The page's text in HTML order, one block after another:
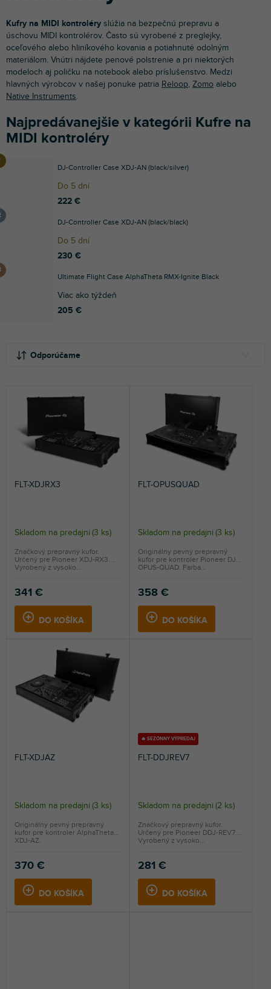
Kufry na MIDI kontroléry slúžia na bezpečnú prepravu a
úschovu MIDI kontrolérov. Často sú vyrobené z preglejky,
oceľového alebo hliníkového kovania a potiahnuté odolným
materiálom. Vnútri nájdete penové polstrenie a pri niektorých
modeloch aj poličku na notebook alebo príslušenstvo. Medzi
hlavných výrobcov v našej ponuke patria Reloop, Zomo alebo
Native Instruments.
Najpredávanejšie v kategórii Kufre na
MIDI kontroléry
DJ-Controller Case XDJ-AN (black/silver)
Do 5 dní
222 €
DJ-Controller Case XDJ-AN (black/black)
Do 5 dní
230 €
Ultimate Flight Case AlphaTheta RMX-Ignite Black
Viac ako týždeň
205 €
Odporúčame
NAJDRAHŠIE
ABECEDNE
FLT-XDJRX3
Skladom na predajni (3 ks)
341 €
DO KOŠÍKA
Značkový prepravný kufor.
Určený pre Pioneer XDJ-RX3.
Vyrobený z vysoko...
FLT-OPUSQUAD
Skladom na predajni (3 ks)
358 €
DO KOŠÍKA
Originálny pevný prepravný
kufor pre kontroler Pioneer DJ
OPUS-QUAD. Farba...
FLT-XDJAZ
Skladom na predajni (3 ks)
370 €
DO KOŠÍKA
Originálny pevný prepravný
kufor pre kontroler AlphaTheta
XDJ-AZ.
🔥 SEZÓNNY VÝPREDAJ
FLT-DDJREV7
Skladom na predajni (2 ks)
281 €
DO KOŠÍKA
Značkový prepravný kufor.
Určený pre Pioneer DDJ-REV7.
Vyrobený z vysoko...